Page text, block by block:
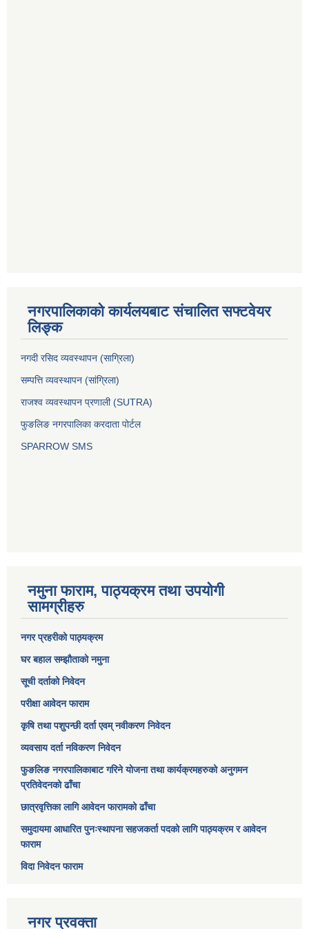
नगरपालिकाको कार्यलयबाट संचालित सफ्टवेयर
लिङ्क
नगदी रसिद व्यवस्थापन (साग्रिला)
सम्पत्ति व्यवस्थापन (सांग्रिला)
राजश्व व्यवस्थापन प्रणाली (SUTRA)
फुङलिङ नगरपालिका करदाता पोर्टल
SPARROW SMS
नमुना फाराम, पाठ्यक्रम तथा उपयोगी
सामग्रीहरु
नगर प्रहरीको पाठ्यक्रम
घर बहाल सम्झौताको नमुना
सूची दर्ताको निवेदन
परीक्षा आवेदन फाराम
कृषि तथा पशुपन्छी दर्ता एवम् नवीकरण निवेदन
व्यवसाय दर्ता नविकरण निवेदन
फुङलिङ नगरपालिकाबाट गरिने योजना तथा कार्यक्रमहरुको अनुगमन
प्रतिवेदनको ढाँचा
छात्रवृत्तिका लागि आवेदन फारामको ढाँचा
समुदायमा आधारित पुनःस्थापना सहजकर्ता पदको लागि पाठ्यक्रम र आवेदन
फाराम
विदा निवेदन फाराम
नगर प्रवक्ता